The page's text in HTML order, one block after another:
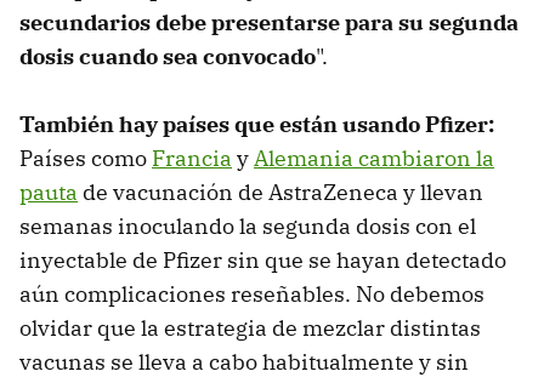
secundarios debe presentarse para su segunda
dosis cuando sea convocado".
También hay países que están usando Pfizer:
Países como Francia y Alemania cambiaron la
pauta de vacunación de AstraZeneca y llevan
semanas inoculando la segunda dosis con el
inyectable de Pfizer sin que se hayan detectado
aún complicaciones reseñables. No debemos
olvidar que la estrategia de mezclar distintas
vacunas se lleva a cabo habitualmente y sin